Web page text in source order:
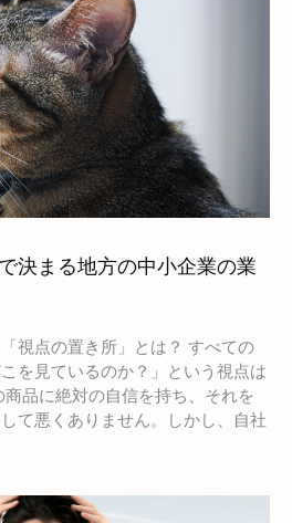
決まる地方の中小企業の業
視点の置き所」とは？ すべての
を見ているのか？」という視点は
品に絶対の自信を持ち、それを
て悪くありません。しかし、自社